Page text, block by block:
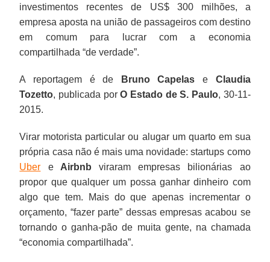
investimentos recentes de US$ 300 milhões, a
empresa aposta na união de passageiros com destino
em comum para lucrar com a economia
compartilhada “de verdade”.
A reportagem é de Bruno Capelase Claudia
Tozetto, publicada porO Estado de S. Paulo, 30-11-
2015.
Virar motorista particular ou alugar um quarto em sua
própria casa não é mais uma novidade: startups como
Uber
eAirbnb viraram empresas bilionárias ao
propor que qualquer um possa ganhar dinheiro com
algo que tem. Mais do que apenas incrementar o
orçamento, “fazer parte” dessas empresas acabou se
tornando o ganha-pão de muita gente, na chamada
“economia compartilhada”.